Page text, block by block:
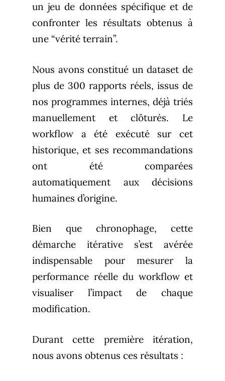
un jeu de données spécifique et de
confronter les résultats obtenus à
une “vérité terrain”.
Nous avons constitué un dataset de
plus de 300 rapports réels, issus de
nos programmes internes, déjà triés
manuellement et clôturés. Le
workflow a été exécuté sur cet
historique, et ses recommandations
ont été comparées
automatiquement aux décisions
humaines d’origine.
Bien que chronophage, cette
démarche itérative s’est avérée
indispensable pour mesurer la
performance réelle du workflow et
visualiser l’impact de chaque
modification.
Durant cette première itération,
nous avons obtenus ces résultats :